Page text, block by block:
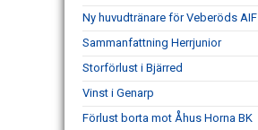
Ny huvudtränare för Veberöds
Sammanfattning Herrjunior
Storförlust i Bjärred
Vinst i Genarp
Förlust borta mot Åhus Horna BK